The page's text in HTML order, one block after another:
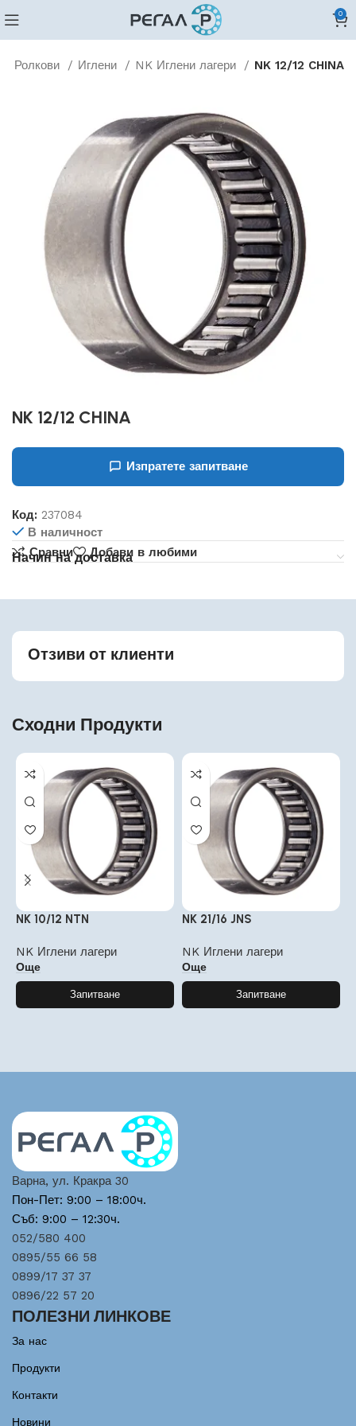
0
Ролкови Иглени NK Иглени лагери NK 12/12 CHINA
NK 12/12 CHINA
Изпратете запитване
Код:237084
В наличност
Сравни
Добави в любими
Начин на доставка
Отзиви от клиенти
Сходни Продукти
NK 10/12 NTN
NK Иглени лагери
Още
Запитване
NK 21/16 JNS
NK Иглени лагери
Още
Запитване
Варна, ул. Кракра 30
Пон-Пет: 9:00 – 18:00ч.
Съб: 9:00 – 12:30ч.
052/580 400
0895/55 66 58
0899/17 37 37
0896/22 57 20
ПОЛЕЗНИ ЛИНКОВЕ
За нас
Продукти
Контакти
Новини